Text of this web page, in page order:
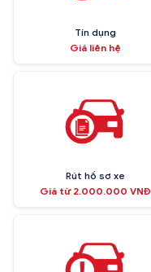
Tín dụng
Giá liên hệ
Rút hồ sơ xe
Giá từ 2.000.000 VNĐ